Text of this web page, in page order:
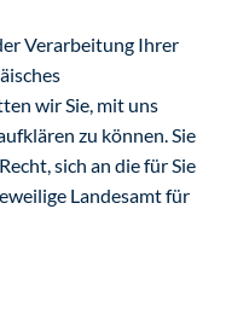
Verarbeitung Ihrer
wir Sie, mit uns
zu können. Sie
sich an die für Sie
Landesamt für